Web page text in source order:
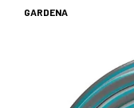
GARDENA